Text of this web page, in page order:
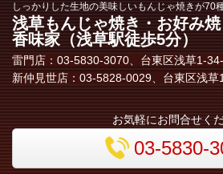
しっかりした生地の美味しいもんじゃ焼きが70
浅草もんじゃ焼き・お好み
香味家 （浅草駅徒歩5分）
雷門店：03-5830-3070、台東区浅草1-
新仲見世店：03-5828-0029、台東区浅草
お気軽にお問合せく
03-5830-